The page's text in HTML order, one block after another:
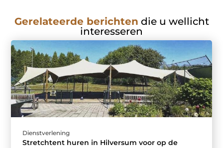
Gerelateerde berichten die u wellicht
interesseren
Dienstverlening
Stretchtent huren in Hilversum voor op de